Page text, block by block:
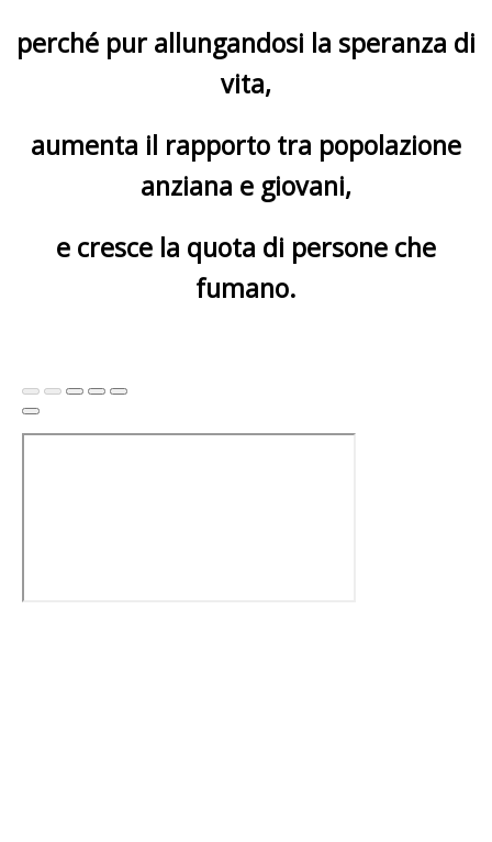
perché pur allungandosi la speranza di
vita,
aumenta il rapporto tra popolazione
anziana e giovani,
e cresce la quota di persone che
fumano.